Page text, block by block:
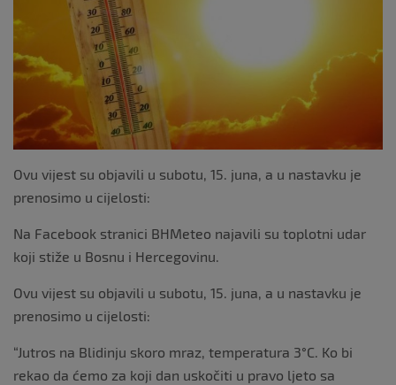
Ovu vijest su objavili u subotu, 15. juna, a u nastavku je
prenosimo u cijelosti:
Na Facebook stranici BHMeteo najavili su toplotni udar
koji stiže u Bosnu i Hercegovinu.
Ovu vijest su objavili u subotu, 15. juna, a u nastavku je
prenosimo u cijelosti:
“Jutros na Blidinju skoro mraz, temperatura 3°C. Ko bi
rekao da ćemo za koji dan uskočiti u pravo ljeto sa